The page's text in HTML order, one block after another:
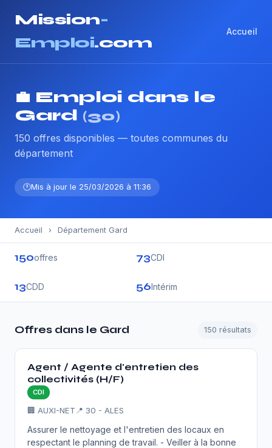
Mission-
Emploi.com
Accueil
💼 Emploi dans le
Gard (30)
150 offres disponibles — toutes communes du
département
Mis à jour le 25/03/2026 à 11:36
Accueil › Département Gard
150offres 73CDI
13CDD 56Intérim
Offres dans le Gard 150 résultats
Agent / Agente d'entretien des
collectivités (H/F)
CDI
🏢 AUXI-NET 📍 30 - ALES
Assurer le nettoyage et l'entretien des locaux en
respectant le planning de travail. - Veiller à la bonne